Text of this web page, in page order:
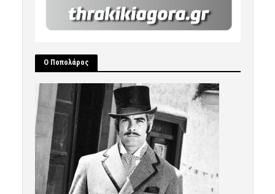
Ο Ποπολάρος